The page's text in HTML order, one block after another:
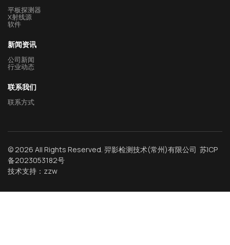
平板探测器
X射线源
软件
新闻资讯
公司新闻
行业动态
联系我们
联系方式
© 2026 All Rights Reserved. 羿影检测技术(常州)有限公司 苏ICP
备2023053182号
技术支持： zzw